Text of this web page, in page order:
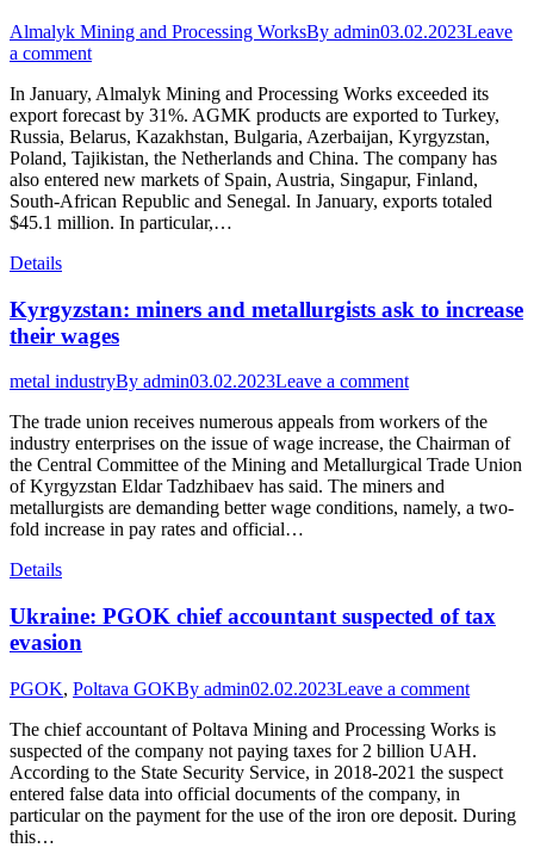
Almalyk Mining and Processing WorksBy admin03.02.2023Leave
a comment
In January, Almalyk Mining and Processing Works exceeded its
export forecast by 31%. AGMK products are exported to Turkey,
Russia, Belarus, Kazakhstan, Bulgaria, Azerbaijan, Kyrgyzstan,
Poland, Tajikistan, the Netherlands and China. The company has
also entered new markets of Spain, Austria, Singapur, Finland,
South-African Republic and Senegal. In January, exports totaled
$45.1 million. In particular,…
Details
Kyrgyzstan: miners and metallurgists ask to increase
their wages
metal industryBy admin03.02.2023Leave a comment
The trade union receives numerous appeals from workers of the
industry enterprises on the issue of wage increase, the Chairman of
the Central Committee of the Mining and Metallurgical Trade Union
of Kyrgyzstan Eldar Tadzhibaev has said. The miners and
metallurgists are demanding better wage conditions, namely, a two-
fold increase in pay rates and official…
Details
Ukraine: PGOK chief accountant suspected of tax
evasion
PGOK, Poltava GOKBy admin02.02.2023Leave a comment
The chief accountant of Poltava Mining and Processing Works is
suspected of the company not paying taxes for 2 billion UAH.
According to the State Security Service, in 2018-2021 the suspect
entered false data into official documents of the company, in
particular on the payment for the use of the iron ore deposit. During
this…